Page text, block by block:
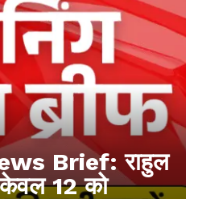
Brief: राहुल
12 को